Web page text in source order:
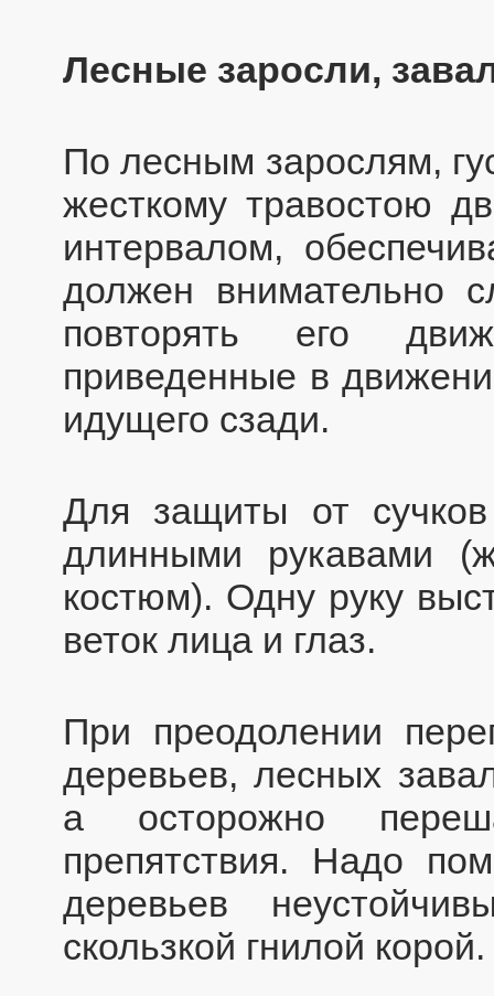
Лесные заросли,
По лесным зарослям,
жесткому травостою
интервалом,
должен внимательно
повторять его
приведенные в
идущего сзади.
Для защиты от
длинными рукавами
костюм). Одну руку
веток лица и глаз.
При преодолении
деревьев, лесных
а осторожно
препятствия. Надо
деревьев
скользкой гнилой корой.